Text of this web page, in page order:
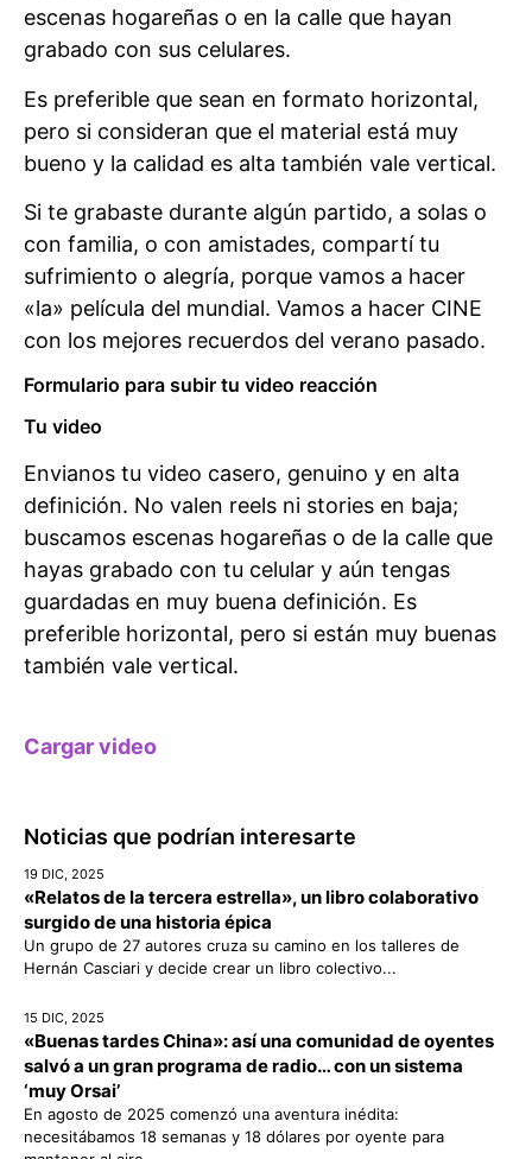
escenas hogareñas o en la calle que hayan
grabado con sus celulares.
Es preferible que sean en formato horizontal,
pero si consideran que el material está muy
bueno y la calidad es alta también vale vertical.
Si te grabaste durante algún partido, a solas o
con familia, o con amistades, compartí tu
sufrimiento o alegría, porque vamos a hacer
«la» película del mundial. Vamos a hacer CINE
con los mejores recuerdos del verano pasado.
Formulario para subir tu video reacción
Tu video
Envianos tu video casero, genuino y en alta
definición. No valen reels ni stories en baja;
buscamos escenas hogareñas o de la calle que
hayas grabado con tu celular y aún tengas
guardadas en muy buena definición. Es
preferible horizontal, pero si están muy buenas
también vale vertical.
Cargar video
Noticias que podrían interesarte
19 DIC, 2025
«Relatos de la tercera estrella», un libro colaborativo
surgido de una historia épica
Un grupo de 27 autores cruza su camino en los talleres de
Hernán Casciari y decide crear un libro colectivo...
15 DIC, 2025
«Buenas tardes China»: así una comunidad de oyentes
salvó a un gran programa de radio… con un sistema
‘muy Orsai’
En agosto de 2025 comenzó una aventura inédita:
necesitábamos 18 semanas y 18 dólares por oyente para